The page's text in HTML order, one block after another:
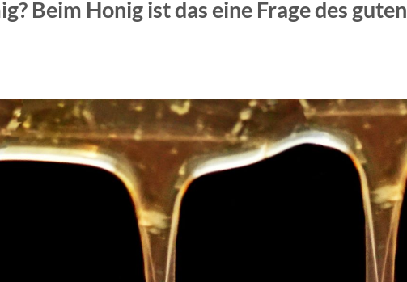
Beim Honig ist das eine Frage des guten